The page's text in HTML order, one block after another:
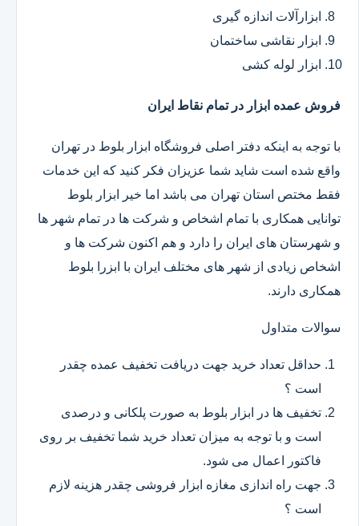
ابزارآلات اندازه گیری
ابزار نقاشی ساختمان
ابزار لوله کشی
فروش عمده ابزار در تمام نقاط ایران
با توجه به اینکه دفتر اصلی فروشگاه ابزار بلوط در تهران
واقع شده است شاید شما عزیزان فکر کنید که این خدمات
فقط مختص استان تهران می باشد اما خیر ابزار بلوط
توانایی همکاری با تمام اشخاص و شرکت ها در تمام شهر ها
و شهرستان های ایران را دارد و هم اکنون شرکت ها و
اشخاص زیادی از شهر های مختلف ایران با ابزرا بلوط
همکاری دارند.
سوالات متداول
حداقل تعداد خرید جهت دریافت تخفیف عمده چقدر
است ؟
تخفیف ها در ابزار بلوط به صورت پلکانی و درصدی
است و با توجه به میزان تعداد خرید شما تخفیف بر روی
فاکتور اعمال می شود.
جهت راه اندازی مغازه ابزار فروشی چقدر هزینه لازم
است ؟